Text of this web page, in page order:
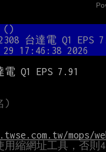
()
台達電 Q1 EPS
29 17:46:38 2026
Q1 EPS 7.91
)
mops/
用縮網址工具，否則